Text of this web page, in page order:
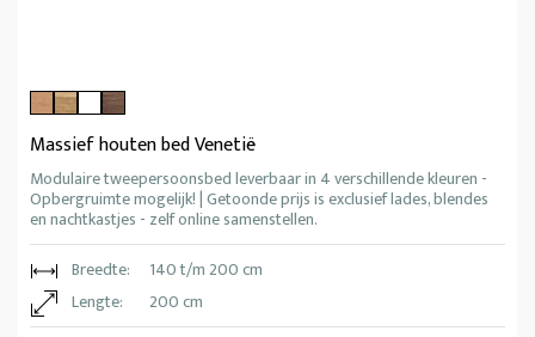
Massief houten bed Venetië
Modulaire tweepersoonsbed leverbaar in 4 verschillende kleuren -
Opbergruimte mogelijk! | Getoonde prijs is exclusief lades, blendes
en nachtkastjes - zelf online samenstellen.
Breedte:
140 t/m 200 cm
Lengte:
200 cm